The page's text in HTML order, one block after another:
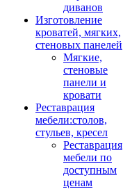
диванов
Изготовление
кроватей, мягких,
стеновых панелей
Мягкие,
стеновые
панели и
кровати
Реставрация
мебели:столов,
стульев, кресел
Реставрация
мебели по
доступным
ценам